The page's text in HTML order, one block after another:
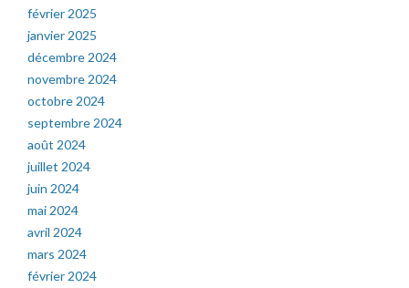
février 2025
janvier 2025
décembre 2024
novembre 2024
octobre 2024
septembre 2024
août 2024
juillet 2024
juin 2024
mai 2024
avril 2024
mars 2024
février 2024